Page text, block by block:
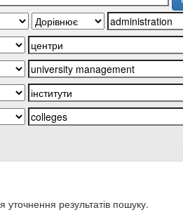
уточнення результатів пошуку.